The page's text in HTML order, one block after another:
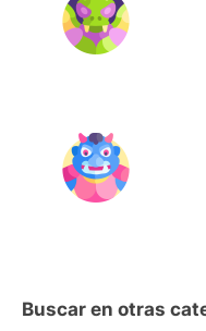
Buscar en otras